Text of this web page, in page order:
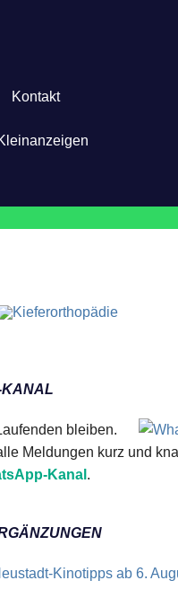
Kontakt
KANAL
bleiben.
Meldungen kurz und
Kanal .
Kinotipps ab 6.